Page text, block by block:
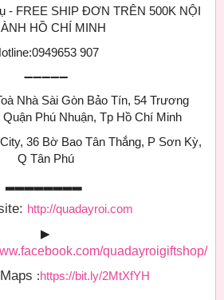
- FREE SHIP ĐƠN TRÊN 500K NỘI
HỒ CHÍ MINH
907
➖➖➖➖➖
Nhà Sài Gòn Bảo Tín, 54 Trương
Phú Nhuận, Tp Hồ Chí Minh
36 Bờ Bao Tân Thắng, P Sơn Kỳ,
Q Tân Phú
http://quadayroi.com
▶
quadayroigiftshop/
:https://bit.ly/2MtXfYH